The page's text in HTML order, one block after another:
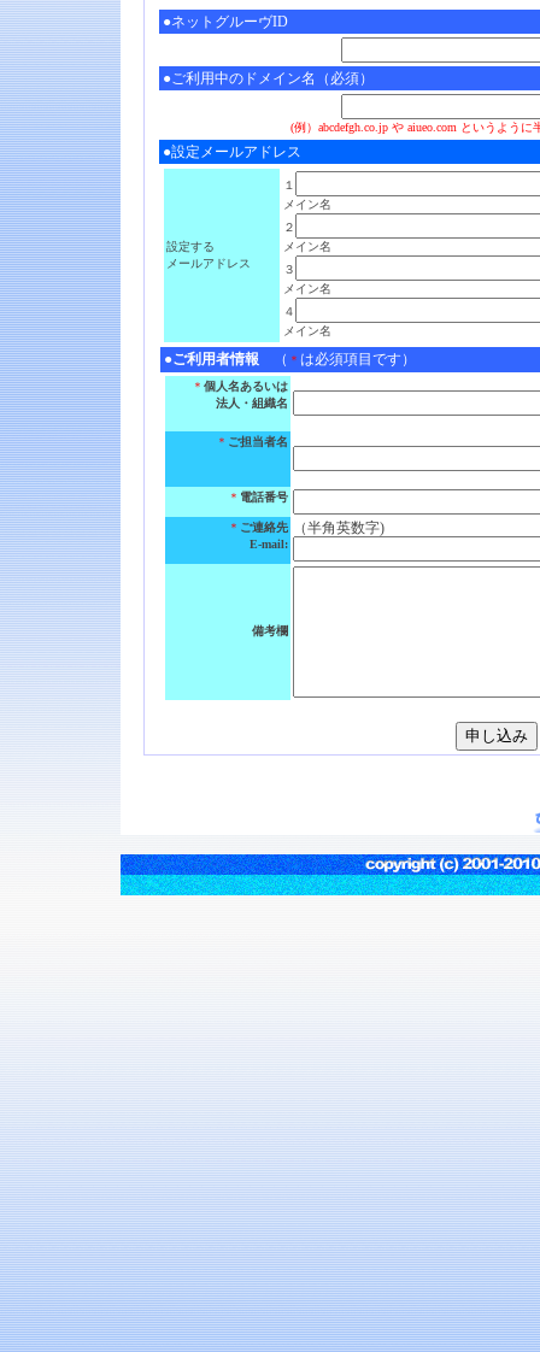
●ネットグルーヴID
●ご利用中のドメイン名（必須）
(例）abcdefgh.co.jp や aiueo.com というよう
●設定メールアドレス
設定する
メールアドレス
１
メイン名
２
メイン名
３
メイン名
４
メイン名
●ご利用者情報 （ ＊ は必須項目です）
＊ 個人名あるいは
法人・組織名
＊ ご担当者名
＊ 電話番号
＊ ご連絡先
E-mail:
（半角英数字)
備考欄